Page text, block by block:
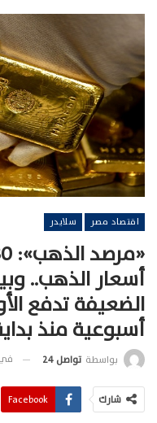
اقتصاد مصر سلايدر
أسعار الذهب..
الضعيفة تدفع
أسبوعية منذ
بواسطة تواصل 24
شارك Facebook